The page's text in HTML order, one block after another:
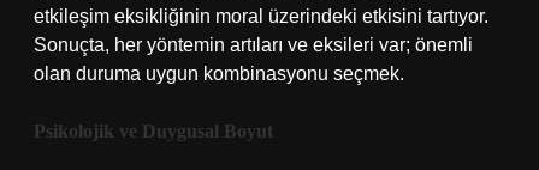
etkileşim eksikliğinin moral üzerindeki etkisini tartıyor.
Sonuçta, her yöntemin artıları ve eksileri var; önemli
olan duruma uygun kombinasyonu seçmek.
Psikolojik ve Duygusal Boyut